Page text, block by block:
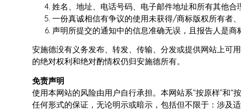
姓名、地址、电话号码、电子邮件地址和所有其他合
一份真诚相信有争议的使用未获得/商标版权所有者
声明所提交的通知中的信息准确无误，且报告人是
安施德没有义务发布、转发、传输、分发或提供网站上
的绝对权利和绝对酌情权仍归安施德所有。
免责声明
使用本网站的风险由用户自行承担。本网站系“按原样”和
任何形式的保证，无论明示或暗示，包括但不限于：涉及